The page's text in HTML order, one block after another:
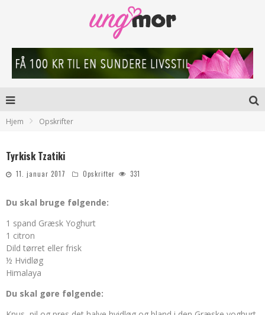
Hjem Opskrifter
Tyrkisk Tzatiki
11. januar 2017 Opskrifter 331
Du skal bruge følgende:
1 spand Græsk Yoghurt
1 citron
Dild tørret eller frisk
½ Hvidløg
Himalaya
Du skal gøre følgende: